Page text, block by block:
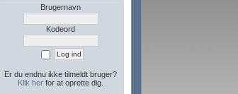
Brugernavn
Kodeord
Er du endnu ikke tilmeldt bruger?
Klik her for at oprette dig.